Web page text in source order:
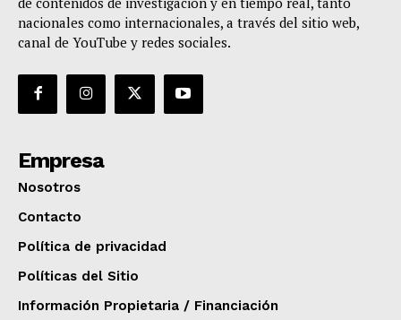
nacionales como internacionales, a través del sitio web,
canal de YouTube y redes sociales.
Empresa
Nosotros
Contacto
Política de privacidad
Políticas del Sitio
Información Propietaria / Financiación